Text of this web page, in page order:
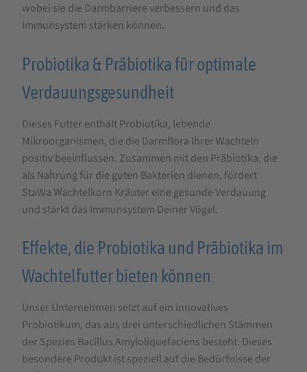
wobei sie die Darmbarriere verbessern und das
Immunsystem stärken können.
Probiotika & Präbiotika für optimale
Verdauungsgesundheit
Dieses Futter enthält Probiotika, lebende
Mikroorganismen, die die Darmflora Ihrer Wachteln
positiv beeinflussen. Zusammen mit den Präbiotika, die
als Nahrung für die guten Bakterien dienen, fördert
StaWa Wachtelkorn Kräuter eine gesunde Verdauung
und stärkt das Immunsystem Deiner Vögel.
Effekte, die Probiotika und Präbiotika im
Wachtelfutter bieten können
Unser Unternehmen setzt auf ein innovatives
Probiotikum, das aus drei unterschiedlichen Stämmen
der Spezies Bacillus Amyloliquefaciens besteht. Dieses
besondere Produkt ist speziell auf die Bedürfnisse der